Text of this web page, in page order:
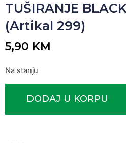
TUŠIRANJE
(Artikal 299)
5,90 KM
Na stanju
DODAJ U KORPU